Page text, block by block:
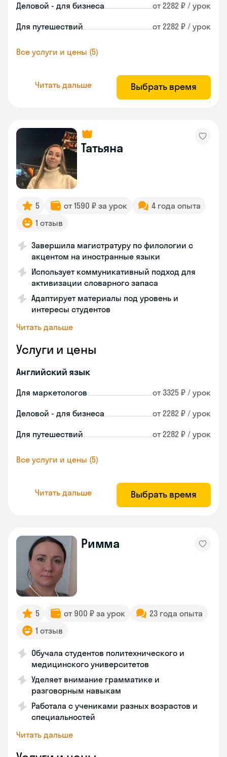
Деловой - для бизнеса от 2282 ₽ / урок
Для путешествий от 2282 ₽ / урок
Все услуги и цены (5)
Читать дальше Выбрать время
Татьяна
5 от 1590 ₽ за урок
4 года опыта
1 отзыв
Завершила магистратуру по филологии с
акцентом на иностранные языки
Использует коммуникативный подход для
активизации словарного запаса
Адаптирует материалы под уровень и
интересы студентов
Читать дальше
Услуги и цены
Английский язык
Для маркетологов от 3325 ₽ / урок
Деловой - для бизнеса от 2282 ₽ / урок
Для путешествий от 2282 ₽ / урок
Все услуги и цены (5)
Читать дальше Выбрать время
Римма
5 от 900 ₽ за урок
23 года опыта
1 отзыв
Обучала студентов политехнического и
медицинского университетов
Уделяет внимание грамматике и
разговорным навыкам
Работала с учениками разных возрастов и
специальностей
Читать дальше